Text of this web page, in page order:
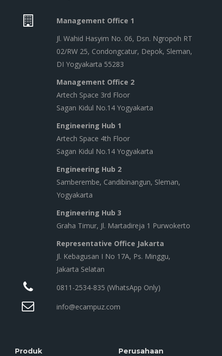
Management Office 1
Jl. Wahid Hasyim No. 06, Dsn. Ngropoh RT
02/RW 25, Condongcatur, Depok, Sleman,
DI Yogyakarta 55283
Management Office 2
Artech Space 3rd Floor
Sagan Kidul No.14 Yogyakarta
Engineering Hub 1
Artech Space 4th Floor
Sagan Kidul No.14 Yogyakarta
Engineering Hub 2
Samberembe, Candibinangun, Sleman,
Yogyakarta
Engineering Hub 3
Graha Timur, Jl. Martadireja 1 Purwokerto
Representative Office Jakarta
Jl. Kebagusan I No 17A, Ps. Minggu,
Jakarta Selatan
0811-2534-835 (WhatsApp Only)
info@ecampuz.com
Produk Perusahaan